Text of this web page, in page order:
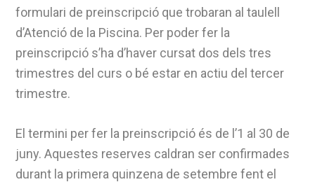
formulari de preinscripció que trobaran al taulell
d’Atenció de la Piscina. Per poder fer la
preinscripció s’ha d’haver cursat dos dels tres
trimestres del curs o bé estar en actiu del tercer
trimestre.
El termini per fer la preinscripció és de l’1 al 30 de
juny. Aquestes reserves caldran ser confirmades
durant la primera quinzena de setembre fent el